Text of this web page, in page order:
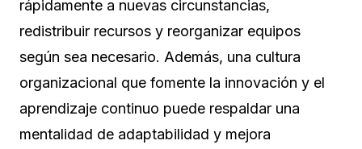
rápidamente a nuevas circunstancias,
redistribuir recursos y reorganizar equipos
según sea necesario. Además, una cultura
organizacional que fomente la innovación y el
aprendizaje continuo puede respaldar una
mentalidad de adaptabilidad y mejora